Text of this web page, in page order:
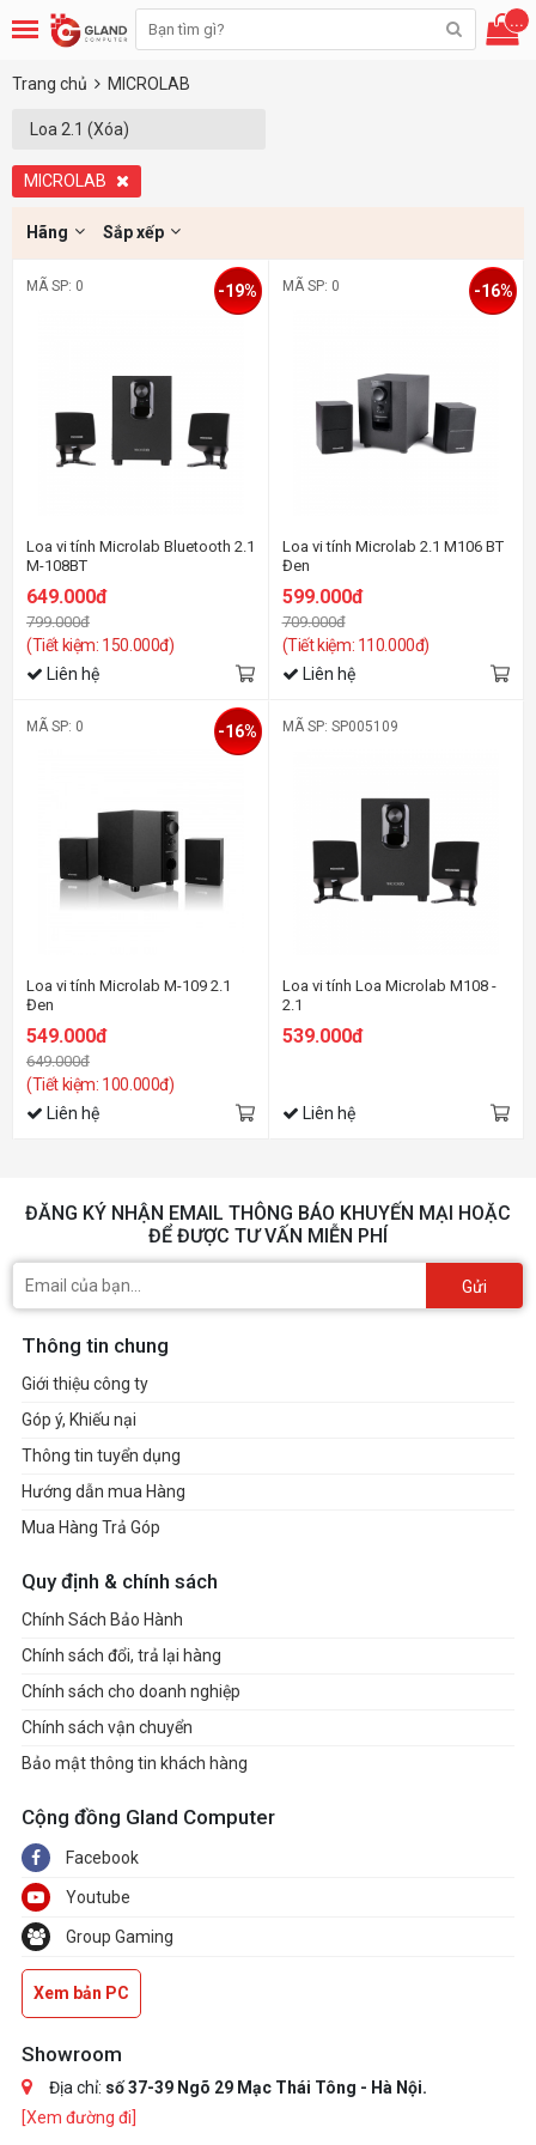
...
Trang chủ MICROLAB
Loa 2.1 (Xóa)
MICROLAB
Hãng Sắp xếp
MÃ SP: 0
Loa vi tính Microlab Bluetooth 2.1
M-108BT
649.000đ
799.000đ
(Tiết kiệm: 150.000đ)
-19%
Liên hệ
MÃ SP: 0
Loa vi tính Microlab 2.1 M106 BT
Đen
599.000đ
709.000đ
(Tiết kiệm: 110.000đ)
-16%
Liên hệ
MÃ SP: 0
Loa vi tính Microlab M-109 2.1
Đen
549.000đ
649.000đ
(Tiết kiệm: 100.000đ)
-16%
Liên hệ
MÃ SP: SP005109
Loa vi tính Loa Microlab M108 -
2.1
539.000đ
Liên hệ
ĐĂNG KÝ NHẬN EMAIL THÔNG BÁO KHUYẾN MẠI HOẶC
ĐỂ ĐƯỢC TƯ VẤN MIỄN PHÍ
Gửi
Thông tin chung
Giới thiệu công ty
Góp ý, Khiếu nại
Thông tin tuyển dụng
Hướng dẫn mua Hàng
Mua Hàng Trả Góp
Quy định & chính sách
Chính Sách Bảo Hành
Chính sách đổi, trả lại hàng
Chính sách cho doanh nghiệp
Chính sách vận chuyển
Bảo mật thông tin khách hàng
Cộng đồng Gland Computer
Facebook
Youtube
Group Gaming
Xem bản PC
Showroom
Địa chỉ: số 37-39 Ngõ 29 Mạc Thái Tông - Hà Nội.
[Xem đường đi]